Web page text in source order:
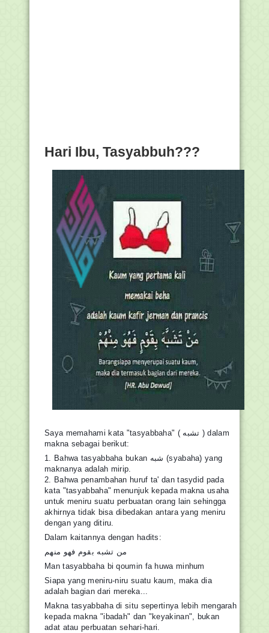
Hari Ibu, Tasyabbuh???
Saya memahami kata "tasyabbaha" ( تشبه ) dalam
makna sebagai berikut:
1. Bahwa tasyabbaha bukan شبه (syabaha) yang
maknanya adalah mirip.
2. Bahwa penambahan huruf ta' dan tasydid pada
kata "tasyabbaha" menunjuk kepada makna usaha
untuk meniru suatu perbuatan orang lain sehingga
akhirnya tidak bisa dibedakan antara yang meniru
dengan yang ditiru.
Dalam kaitannya dengan hadits:
من تشبه بقوم فهو منهم
Man tasyabbaha bi qoumin fa huwa minhum
Siapa yang meniru-niru suatu kaum, maka dia
adalah bagian dari mereka...
Makna tasyabbaha di situ sepertinya lebih mengarah
kepada makna "ibadah" dan "keyakinan", bukan
adat atau perbuatan sehari-hari.